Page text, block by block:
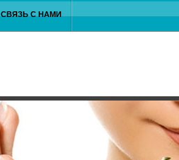
СВЯЗЬ С НАМИ